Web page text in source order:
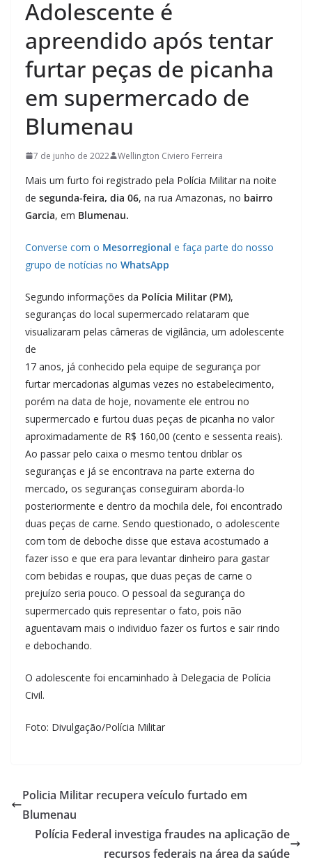
Adolescente é
apreendido após tentar
furtar peças de picanha
em supermercado de
Blumenau
7 de junho de 2022 Wellington Civiero Ferreira
Mais um furto foi registrado pela Polícia Militar na noite
de segunda-feira, dia 06, na rua Amazonas, no bairro
Garcia, em Blumenau.
Converse com o Mesorregional e faça parte do nosso
grupo de notícias no WhatsApp
Segundo informações da Polícia Militar (PM),
seguranças do local supermercado relataram que
visualizaram pelas câmeras de vigilância, um adolescente
de
17 anos, já conhecido pela equipe de segurança por
furtar mercadorias algumas vezes no estabelecimento,
porém na data de hoje, novamente ele entrou no
supermercado e furtou duas peças de picanha no valor
aproximadamente de R$ 160,00 (cento e sessenta reais).
Ao passar pelo caixa o mesmo tentou driblar os
seguranças e já se encontrava na parte externa do
mercado, os seguranças conseguiram aborda-lo
posteriormente e dentro da mochila dele, foi encontrado
duas peças de carne. Sendo questionado, o adolescente
com tom de deboche disse que estava acostumado a
fazer isso e que era para levantar dinheiro para gastar
com bebidas e roupas, que duas peças de carne o
prejuízo seria pouco. O pessoal da segurança do
supermercado quis representar o fato, pois não
aguentavam mais o individuo fazer os furtos e sair rindo
e debochando.
O adolescente foi encaminhado à Delegacia de Polícia
Civil.
Foto: Divulgação/Polícia Militar
Policia Militar recupera veículo furtado em
Blumenau
Polícia Federal investiga fraudes na aplicação de
recursos federais na área da saúde